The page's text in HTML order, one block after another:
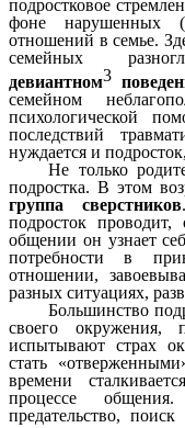
подростковое
фоне нарушенных
отношений в семье.
семейных
девиантном3
семейном
психологической
последствий
нуждается и
Не только
подростка. В этом
группа сверстников
подросток
общении он узнает
потребности в
отношении,
разных ситуациях,
Большинство
своего окружения,
испытывают страх
стать
времени
процессе
предательство,